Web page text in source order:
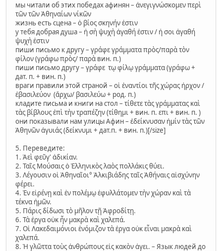
мы читали об этих победах афинян – ἀνεγιγνώσκομεν περὶ
τῶν τῶν Ἀθηναίων νίκῶν
жизнь есть сцена – ὁ βίος σκηνήν ἐστιν
у тебя добрая душа – ἡ σὴ ψυχὴ ἀγαθή ἐστιν / ἡ σοι ἀγαθή
ψυχὴ ἐστιν
пиши письмо к другу – γράφε γράμματα πρὸς/παρὰ τὸν
φίλον (γράφω πρὸς/ παρὰ вин. п.)
пиши письмо другу – γράφε τῳ φίλῳ γράμματα (γράφω +
дат. п. + вин. п.)
враги правили этой страной – οἱ ἐναντίοι τῆς χώρας ἠρχον /
ἐβασιλεύον (ἄρχω/ βασιλεύω + род. п.)
кладите письма и книги на стол – τίθετε τὰς γράμματας καὶ
τὰς βίβλους ἐπὶ τὴν τραπέζην (τίθημι + вин. п. επι + вин. п. )
они показывали нам улицы Афин – ἑδείκνυσαν ἡμίν τὰς τῶν
Ἀθηνῶν ἀγυιάς (δείκνυμι + дат.п. + вин. п.)[/size]
5. Переведите:
1. Ἁεὶ φεῦγ' ἀδικίαν.
2. Ταῖς Μούσαις ὁ Ἑλληνικὸς λαὸς πολλάκις θύει.
3. Λέγουσιν οἱ Ἀθηναῖοι° Ἀλκιβιάδης ταῖς Ἀθήναις αἰσχύνην
φέρει.
4. Ἐν εἰρένῃ καὶ ἐν πολέμῳ ἐφυλλάτομεν τὴν χώραν καὶ τὰ
τέκνα ἡμῶν.
5. Πάρις δίδωσι τὸ μῆλον τῇ Ἀφροδίτῃ.
6. Τὰ ἐργα οὐκ ἦν μακρὰ καὶ χαλεπά.
7. Οἱ Λακεδαιμόνιοι ἐνόμιζον τὰ ἐργα οὐκ εἶναι μακρὰ καὶ
χαλεπά.
8. Ἡ γλῶττα τοὺς ἀνθρώπους εἰς κακὸν ἀγει. – Язык людей до